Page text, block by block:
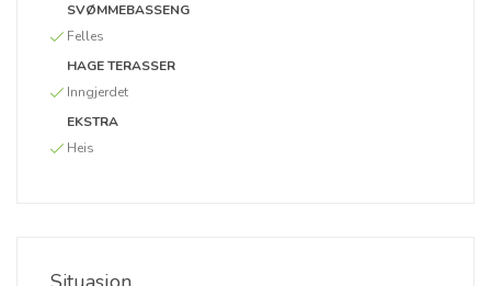
SVØMMEBASSENG
Felles
HAGE TERASSER
Inngjerdet
EKSTRA
Heis